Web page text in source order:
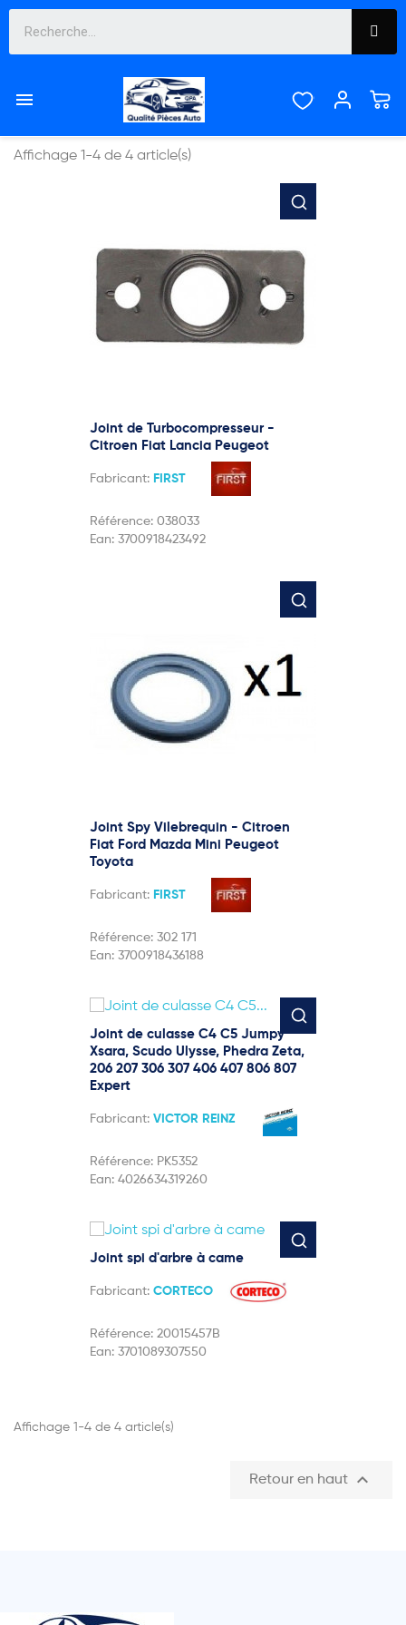

JOINT MOTEUR

Affichage 1-4 de 4 article(s)
Joint de Turbocompresseur -
Citroen Fiat Lancia Peugeot
Fabricant: FIRST
Référence: 038033
Ean: 3700918423492
Joint Spy Vilebrequin - Citroen
Fiat Ford Mazda Mini Peugeot
Toyota
Fabricant: FIRST
Référence: 302 171
Ean: 3700918436188
Joint de culasse C4 C5 Jumpy
Xsara, Scudo Ulysse, Phedra Zeta,
206 207 306 307 406 407 806 807
Expert
Fabricant: VICTOR REINZ
Référence: PK5352
Ean: 4026634319260
Joint spi d'arbre à came
Fabricant: CORTECO
Référence: 20015457B
Ean: 3701089307550
Affichage 1-4 de 4 article(s)
Retour en haut 